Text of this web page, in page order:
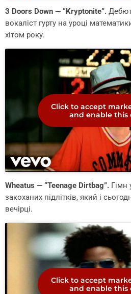
3 Doors Down — “Kryptonite”.
вокаліст гурту на уроці
хітом року.
Click to accept
and enable this
Wheatus — “Teenage Dirtbag”. Гімн
закоханих підлітків, який і
вечірці.
Click to accept
and enable this